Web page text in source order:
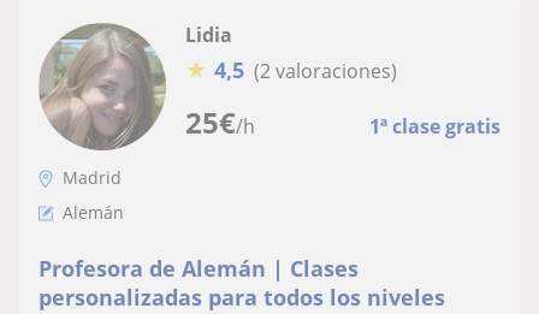
25€/h 1ª clase gratis
Lidia
★ 4,5 (2 valoraciones)
Madrid
Alemán
Profesora de Alemán | Clases
personalizadas para todos los niveles